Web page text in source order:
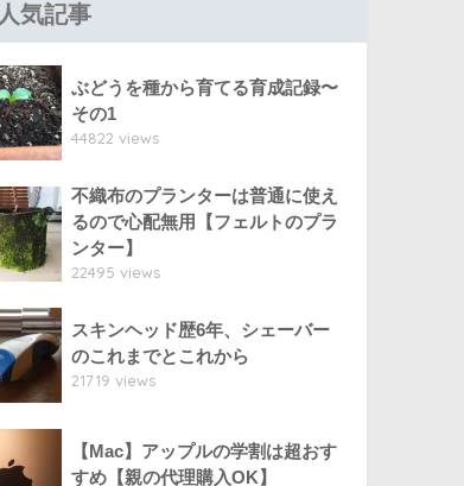
人気記事
ぶどうを種から育てる育成記録〜
その1
44822 views
不織布のプランターは普通に使え
るので心配無用【フェルトのプラ
ンター】
22495 views
スキンヘッド歴6年、シェーバー
のこれまでとこれから
21719 views
【Mac】アップルの学割は超おす
すめ【親の代理購入OK】